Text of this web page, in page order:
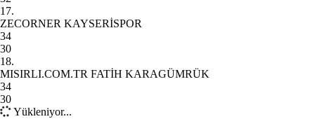
17.
ZECORNER KAYSERİSPOR
34
30
18.
MISIRLI.COM.TR FATİH KARAGÜMRÜK
34
30
Yükleniyor...